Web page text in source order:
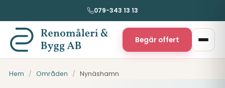
079-343 13 13
Begär offert
Hem / Områden / Nynäshamn